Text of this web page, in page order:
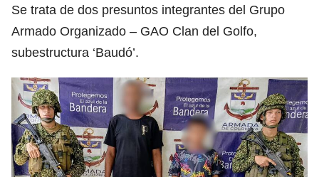
Se trata de dos presuntos integrantes del Grupo
Armado Organizado – GAO Clan del Golfo,
subestructura ‘Baudó’.